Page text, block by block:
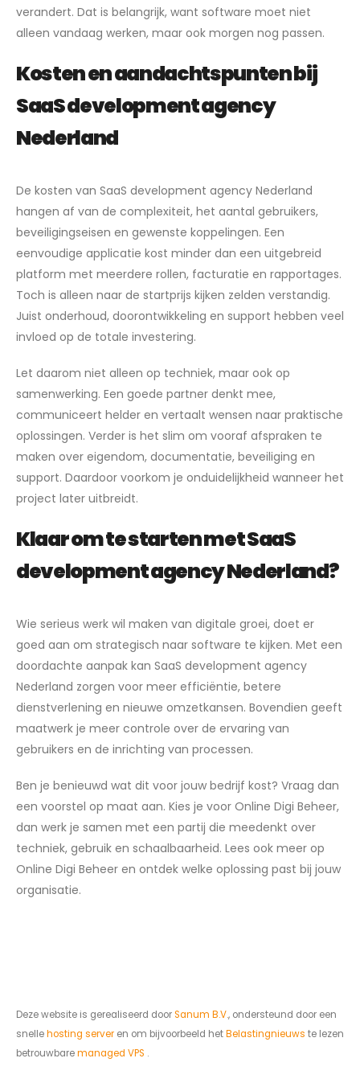
verandert. Dat is belangrijk, want software moet niet
alleen vandaag werken, maar ook morgen nog passen.
Kosten en aandachtspunten bij
SaaS development agency
Nederland
De kosten van SaaS development agency Nederland
hangen af van de complexiteit, het aantal gebruikers,
beveiligingseisen en gewenste koppelingen. Een
eenvoudige applicatie kost minder dan een uitgebreid
platform met meerdere rollen, facturatie en rapportages.
Toch is alleen naar de startprijs kijken zelden verstandig.
Juist onderhoud, doorontwikkeling en support hebben veel
invloed op de totale investering.
Let daarom niet alleen op techniek, maar ook op
samenwerking. Een goede partner denkt mee,
communiceert helder en vertaalt wensen naar praktische
oplossingen. Verder is het slim om vooraf afspraken te
maken over eigendom, documentatie, beveiliging en
support. Daardoor voorkom je onduidelijkheid wanneer het
project later uitbreidt.
Klaar om te starten met SaaS
development agency Nederland?
Wie serieus werk wil maken van digitale groei, doet er
goed aan om strategisch naar software te kijken. Met een
doordachte aanpak kan SaaS development agency
Nederland zorgen voor meer efficiëntie, betere
dienstverlening en nieuwe omzetkansen. Bovendien geeft
maatwerk je meer controle over de ervaring van
gebruikers en de inrichting van processen.
Ben je benieuwd wat dit voor jouw bedrijf kost? Vraag dan
een voorstel op maat aan. Kies je voor Online Digi Beheer,
dan werk je samen met een partij die meedenkt over
techniek, gebruik en schaalbaarheid. Lees ook meer op
Online Digi Beheer en ontdek welke oplossing past bij jouw
organisatie.
Deze website is gerealiseerd doorSanum B.V., ondersteund door een
snellehosting server en om bijvoorbeeld hetBelastingnieuws te lezen
betrouwbaremanaged VPS .